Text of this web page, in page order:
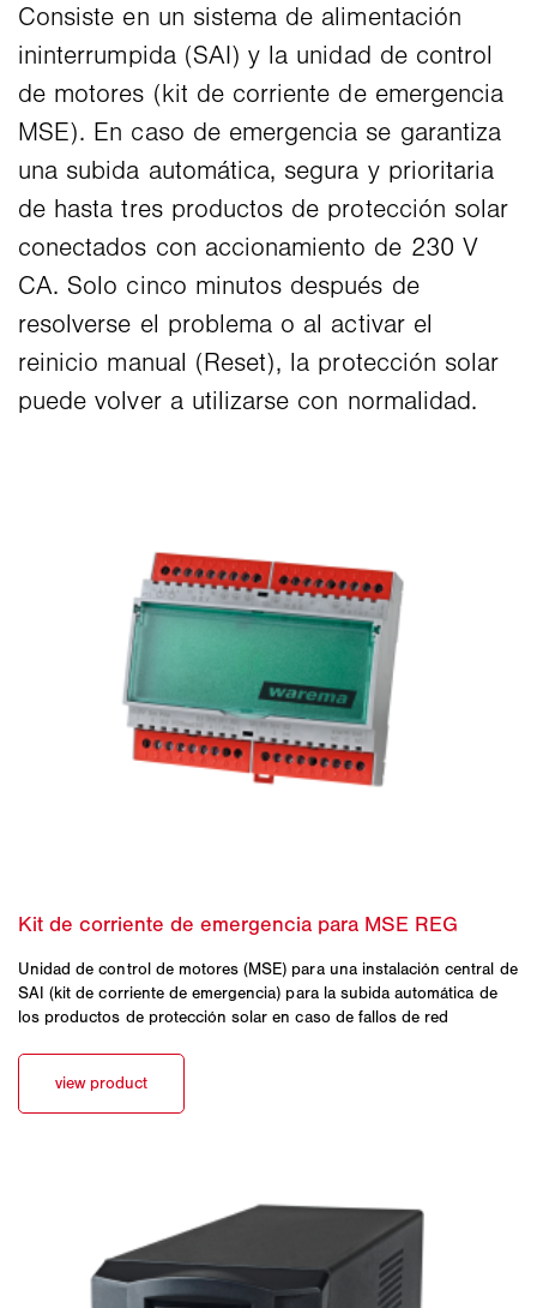
Consiste en un sistema de alimentación
ininterrumpida (SAI) y la unidad de control
de motores (kit de corriente de emergencia
MSE). En caso de emergencia se garantiza
una subida automática, segura y prioritaria
de hasta tres productos de protección solar
conectados con accionamiento de 230 V
CA. Solo cinco minutos después de
resolverse el problema o al activar el
reinicio manual (Reset), la protección solar
puede volver a utilizarse con normalidad.
Unidad de control de motores (MSE) para una instalación central de
SAI (kit de corriente de emergencia) para la subida automática de
los productos de protección solar en caso de fallos de red